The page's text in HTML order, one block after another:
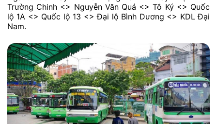
Trường Chinh <> Nguyễn Văn Quá <> Tô Ký <> Quốc
lộ 1A <> Quốc lộ 13 <> Đại lộ Bình Dương <> KDL Đại
Nam.